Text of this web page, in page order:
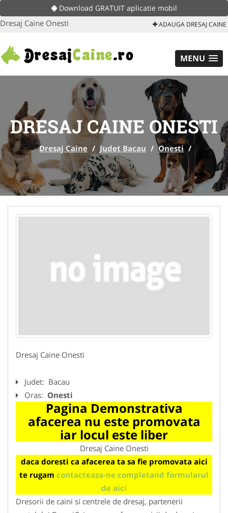
Download GRATUIT aplicatie mobil
Dresaj Caine Onesti ADAUGA DRESAJ CAINE
MENU
DRESAJ CAINE ONESTI
Dresaj Caine / Judet Bacau / Onesti /
Dresaj Caine Onesti
Judet: Bacau
Oras: Onesti
Pagina Demonstrativa
afacerea nu este promovata
iar locul este liber
Dresaj Caine Onesti
daca doresti ca afacerea ta sa fie promovata aici
te rugam contacteaza-ne completand formularul
de aici
Dresorii de caini si centrele de dresaj, partenerii